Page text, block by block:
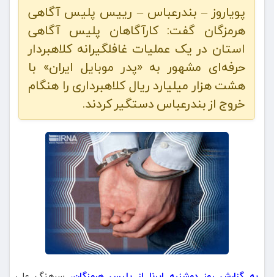
پویاروز – بندرعباس – رییس پلیس آگاهی
هرمزگان گفت: کارآگاهان پلیس آگاهی
استان در یک عملیات غافلگیرانه کلاهبردار
حرفه‌ای مشهور به «پدر موبایل ایران» با
هشت هزار میلیارد ریال کلاهبرداری را هنگام
خروج از بندرعباس دستگیر کردند.